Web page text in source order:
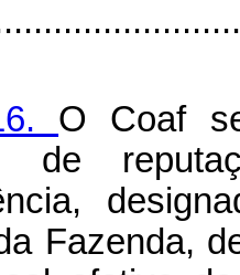
O Coaf
de
Fazenda,